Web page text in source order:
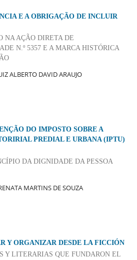
E A OBRIGAÇÃO DE INCLUIR
NA AÇÃO DIRETA DE
N.º 5357 E A MARCA HISTÓRICA
ALBERTO DAVID ARAUJO
DO IMPOSTO SOBRE A
PREDIAL E URBANA (IPTU)
DA DIGNIDADE DA PESSOA
MARTINS DE SOUZA
Y ORGANIZAR DESDE LA FICCIÓN
Y LITERARIAS QUE FUNDARON EL